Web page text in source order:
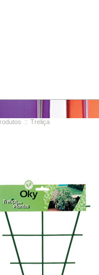
:: Treliça